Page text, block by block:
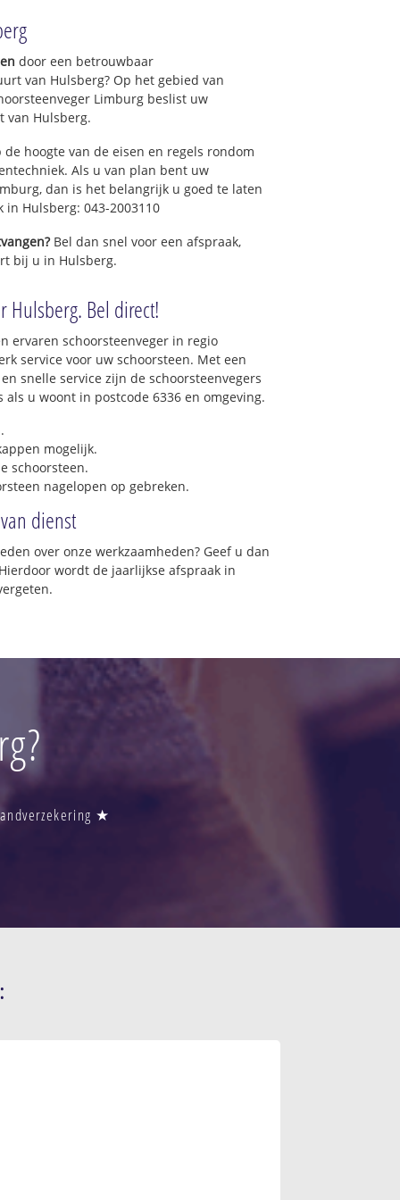
door een betrouwbaar
van Hulsberg? Op het gebied van
Limburg beslist uw
van Hulsberg.
hoogte van de eisen en regels rondom
Als u van plan bent uw
dan is het belangrijk u goed te laten
in Hulsberg: 043-2003110
Bel dan snel voor een afspraak,
bij u in Hulsberg.
Hulsberg. Bel direct!
ervaren schoorsteenveger in regio
service voor uw schoorsteen. Met een
snelle service zijn de schoorsteenvegers
u woont in postcode 6336 en omgeving.
mogelijk.
schoorsteen.
nagelopen op gebreken.
dienst
over onze werkzaamheden? Geef u dan
wordt de jaarlijkse afspraak in
★